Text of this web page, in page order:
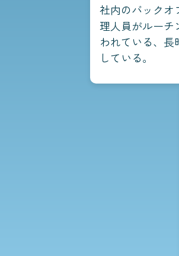
社内のバックオ
理人員がルーチ
われている、長
している。